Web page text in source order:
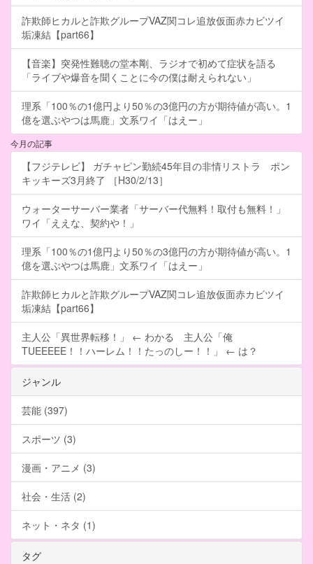
詐欺師ヒカルと詐欺グループVAZ関コレ追放仮面赤カビツイ
垢凍結【part66】
【音楽】突発性難聴の堂本剛、ラジオで初めて症状を語る
「ライブや爆音を聞くことに今の僕は耐えられない」
理系「100％の1億円より50％の3億円の方が期待値が高い。1
億を選ぶやつは馬鹿」文系ワイ「はえー」
今月の記事
【フジテレビ】 ガチャピン勤続45年目の非情リストラ ポン
キッキーズ3月終了 ［H30/2/13］
ウォーターサーバー業者「サーバー代無料！取付も無料！」
ワイ「ええな、契約や！」
理系「100％の1億円より50％の3億円の方が期待値が高い。1
億を選ぶやつは馬鹿」文系ワイ「はえー」
詐欺師ヒカルと詐欺グループVAZ関コレ追放仮面赤カビツイ
垢凍結【part66】
主人公「異世界転移！」 ← わかる 主人公「俺
TUEEEEE！！ハーレム！！たっのしー！！」 ← は？
ジャンル
芸能 (397)
スポーツ (3)
漫画・アニメ (3)
社会・生活 (2)
ネット・ネタ (1)
タグ